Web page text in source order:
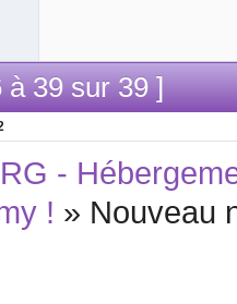
à 39 sur 39 ]
-
! » Nouveau